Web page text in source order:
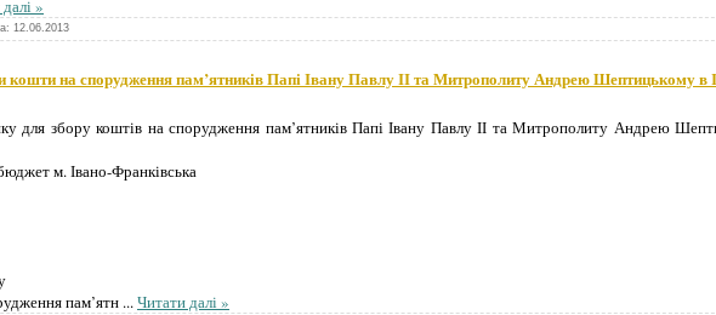
»
12.06.2013
кошти на спорудження пам’ятників Папі Івану Павлу ІІ та Митрополиту Андрею Шептицькому в
для збору коштів на спорудження пам’ятників Папі Івану Павлу ІІ та Митрополиту Андрею
м. Івано-Франківська
пам’ятн ...Читати далі »